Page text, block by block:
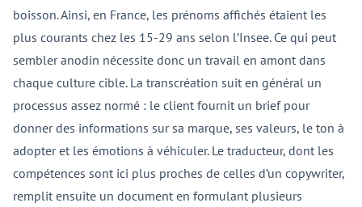
boisson. Ainsi, en France, les prénoms affichés étaient les
plus courants chez les 15-29 ans selon l’Insee. Ce qui peut
sembler anodin nécessite donc un travail en amont dans
chaque culture cible. La transcréation suit en général un
processus assez normé : le client fournit un brief pour
donner des informations sur sa marque, ses valeurs, le ton à
adopter et les émotions à véhiculer. Le traducteur, dont les
compétences sont ici plus proches de celles d’un copywriter,
remplit ensuite un document en formulant plusieurs